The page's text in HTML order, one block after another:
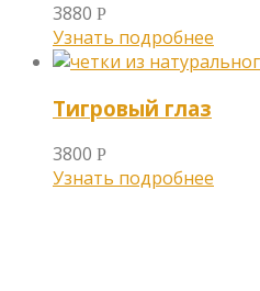
3880 Р
Узнать подробнее
Тигровый глаз
3800 Р
Узнать подробнее